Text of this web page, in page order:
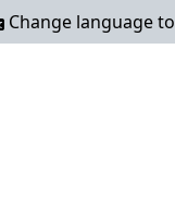
Change language to